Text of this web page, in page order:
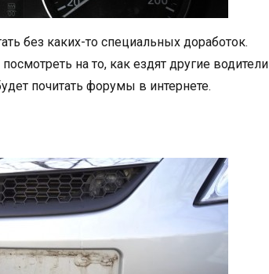
без каких-то специальных доработок.
на то, как ездят другие водители
почитать форумы в интернете.